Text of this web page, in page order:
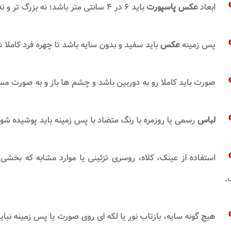
ابعادعکس پاسپورتباید ۶ در ۴ سانتی متر باشد؛ نه بزرگ تر و نه کوچک تر از این اندازه.
پس زمینهعکسباید سفید و بدون سایه باشد تا چهره فرد
صورت باید کاملا رو به دوربین باشد و چشم ها باز و به صورت
لباس رسمی یا روزمره با رنگ متضاد با پس زمینه باید
استفاده از عینک، کلاه، روسری تزئینی یا موارد مشابه که
هیچ گونه سایه، بازتاب نور یا لکه ای روی صورت یا پس زمینه